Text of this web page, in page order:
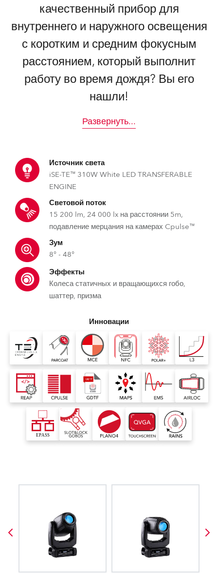
качественный прибор для
внутреннего и наружного освещения
с коротким и средним фокусным
расстоянием, который выполнит
работу во время дождя? Вы его
нашли!
Развернуть...
Источник света
iSE-TE™ 310W White LED TRANSFERABLE
ENGINE
Световой поток
15 200 lm, 24 000 lx на расстоянии 5m,
подавление мерцания на камерах Cpulse™
Зум
8° - 48°
Эффекты
Колеса статичных и вращающихся гобо,
шаттер, призма
Инновации